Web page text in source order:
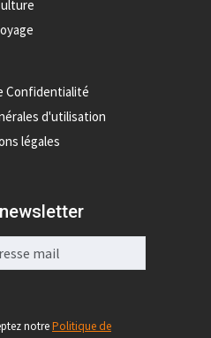
Confidentialité
d'utilisation
légales
notrePolitique de